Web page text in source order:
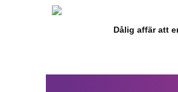
Dålig affär att